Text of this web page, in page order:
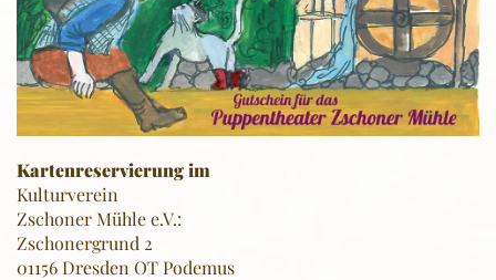
Kartenreservierung im
Kulturverein
Zschoner Mühle e.V.:
Zschonergrund 2
01156 Dresden OT Podemus